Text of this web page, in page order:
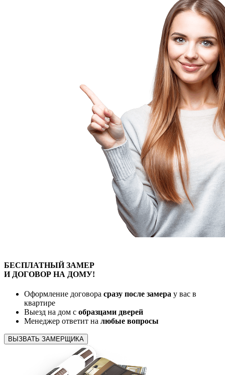
БЕСПЛАТНЫЙЗАМЕР
И ДОГОВОР НА ДОМУ!
Оформление договора сразу после замера у вас в
квартире
Выезд на дом с образцами дверей
Менеджер ответит на любые вопросы
ВЫЗВАТЬ ЗАМЕРЩИКА